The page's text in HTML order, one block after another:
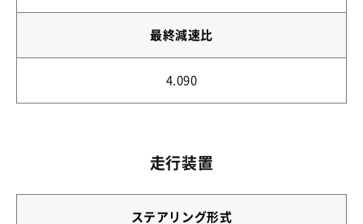
最終減速比
4.090
走行装置
ステアリング形式